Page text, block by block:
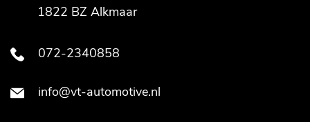
1822 BZ Alkmaar
072-2340858
info@vt-automotive.nl